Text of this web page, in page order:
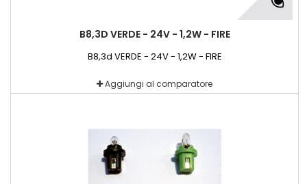
B8,3D VERDE - 24V - 1,2W - FIRE
B8,3d VERDE - 24V - 1,2W - FIRE
Aggiungi al comparatore